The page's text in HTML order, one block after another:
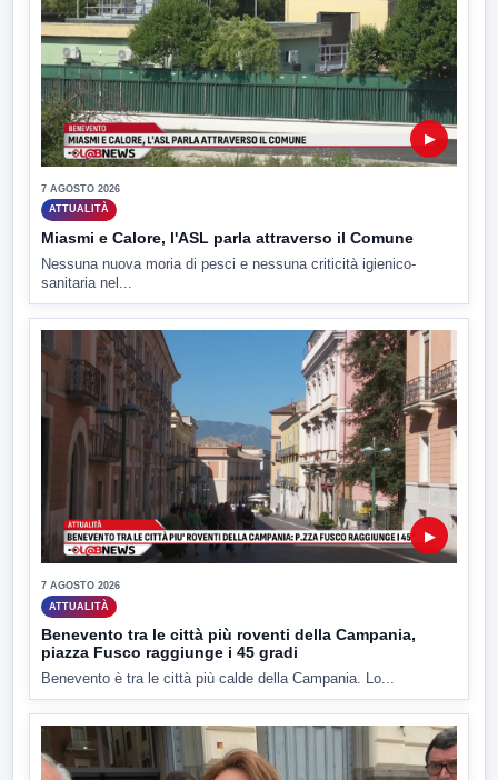
▶
7 AGOSTO 2026
ATTUALITÀ
Miasmi e Calore, l'ASL parla attraverso il Comune
Nessuna nuova moria di pesci e nessuna criticità igienico-
sanitaria nel...
▶
7 AGOSTO 2026
ATTUALITÀ
Benevento tra le città più roventi della Campania,
piazza Fusco raggiunge i 45 gradi
Benevento è tra le città più calde della Campania. Lo...